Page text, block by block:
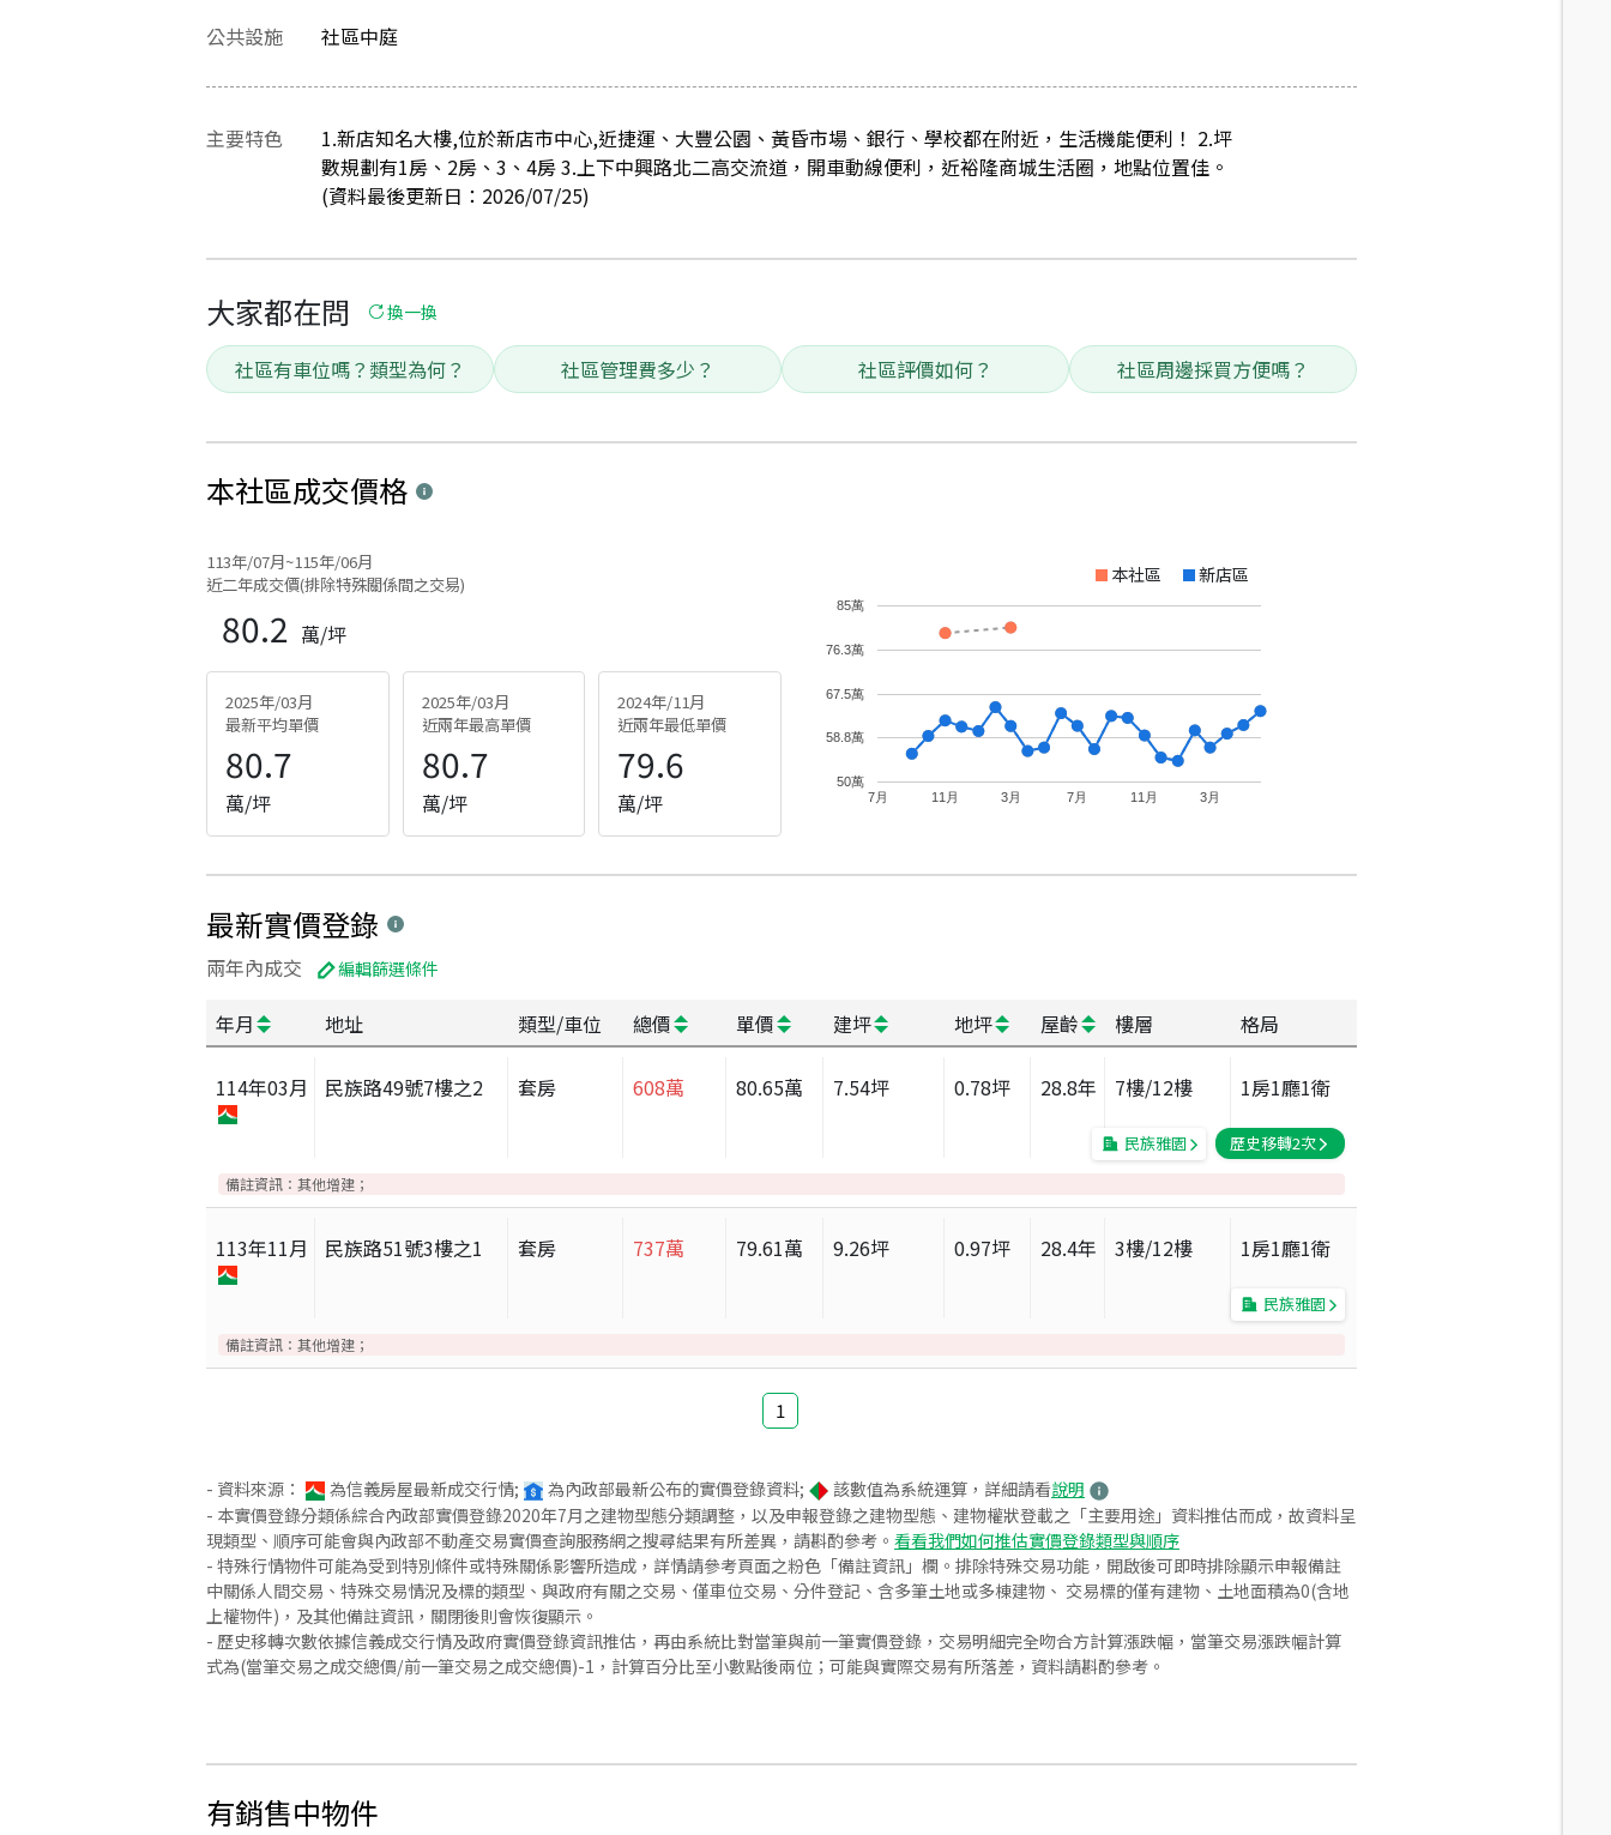
公共設施 社區中庭
主要特色
1.新店知名大樓,位於新店市中心,近捷運、大豐公園、黃昏市場、銀行、學校都在附近，生活機能便利！ 2.坪
數規劃有1房、2房、3、4房 3.上下中興路北二高交流道，開車動線便利，近裕隆商城生活圈，地點位置佳。
(資料最後更新日：2026/07/25)
大家都在問 換一換
社區有車位嗎？類型為何？ 社區管理費多少？ 社區評價如何？ 社區周邊採買方便嗎？
本社區成交價格
113年/07月~115年/06月
近二年成交價(排除特殊關係間之交易)
80.2 萬/坪
2025年/03月
最新平均單價
80.7
萬/坪
2025年/03月
近兩年最高單價
80.7
萬/坪
2024年/11月
近兩年最低單價
79.6
萬/坪
本社區 新店區
7月 11月 3月 7月 11月 3月
50萬
58.8萬
67.5萬
76.3萬
85萬
最新實價登錄
兩年內成交 編輯篩選條件
年月 地址 類型/車位 總價 單價 建坪 地坪 屋齡 樓層 格局
114年03月 民族路49號7樓之2 套房 608萬 80.65萬 7.54坪 0.78坪 28.8年 7樓/12樓 1房1廳1衛
民族雅園 歷史移轉2次
備註資訊： 其他增建；
113年11月 民族路51號3樓之1 套房 737萬 79.61萬 9.26坪 0.97坪 28.4年 3樓/12樓 1房1廳1衛
民族雅園
備註資訊： 其他增建；
1
- 資料來源： 為信義房屋最新成交行情; 為內政部最新公布的實價登錄資料; 該數值為系統運算，詳細請看說明
- 本實價登錄分類係綜合內政部實價登錄2020年7月之建物型態分類調整，以及申報登錄之建物型態、建物權狀登載之「主要用途」資料推估而成，故資料呈
現類型、順序可能會與內政部不動產交易實價查詢服務網之搜尋結果有所差異，請斟酌參考。 看看我們如何推估實價登錄類型與順序
- 特殊行情物件可能為受到特別條件或特殊關係影響所造成，詳情請參考頁面之粉色「備註資訊」欄。排除特殊交易功能，開啟後可即時排除顯示申報備註
中關係人間交易、特殊交易情況及標的類型、與政府有關之交易、僅車位交易、分件登記、含多筆土地或多棟建物、 交易標的僅有建物、土地面積為0(含地
上權物件)，及其他備註資訊，關閉後則會恢復顯示。
- 歷史移轉次數依據信義成交行情及政府實價登錄資訊推估，再由系統比對當筆與前一筆實價登錄，交易明細完全吻合方計算漲跌幅，當筆交易漲跌幅計算
式為(當筆交易之成交總價/前一筆交易之成交總價)-1，計算百分比至小數點後兩位；可能與實際交易有所落差，資料請斟酌參考。
有銷售中物件